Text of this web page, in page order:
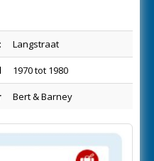
Langstraat
1970 tot 1980
Bert & Barney